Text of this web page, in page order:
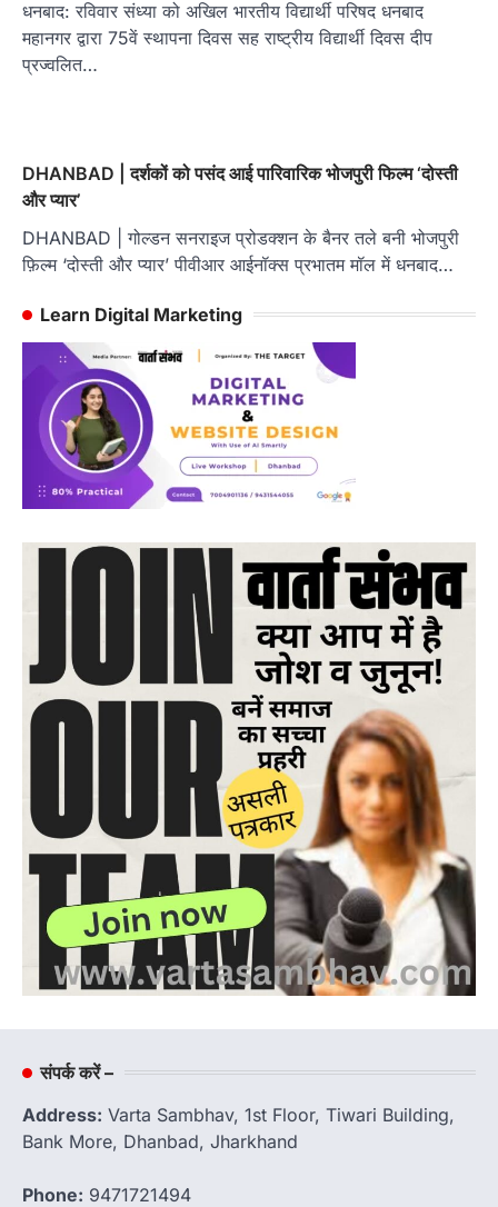
धनबाद: रविवार संध्या को अखिल भारतीय विद्यार्थी परिषद धनबाद
महानगर द्वारा 75वें स्थापना दिवस सह राष्ट्रीय विद्यार्थी दिवस दीप
प्रज्वलित…
DHANBAD | दर्शकों को पसंद आई पारिवारिक भोजपुरी फिल्म ‘दोस्ती
और प्यार’
DHANBAD | गोल्डन सनराइज प्रोडक्शन के बैनर तले बनी भोजपुरी
फ़िल्म ‘दोस्ती और प्यार’ पीवीआर आईनॉक्स प्रभातम मॉल में धनबाद…
Learn Digital Marketing
संपर्क करें –
Address: Varta Sambhav, 1st Floor, Tiwari Building,
Bank More, Dhanbad, Jharkhand
Phone: 9471721494